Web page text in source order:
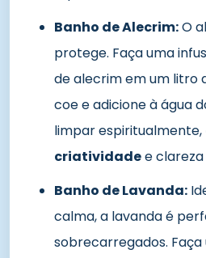
Banho de Alecrim:O
protege. Faça uma
de alecrim em um litro
coe e adicione à água
limpar espiritualmente,
criatividadee
Banho de Lavanda:
calma, a lavanda é
sobrecarregados.